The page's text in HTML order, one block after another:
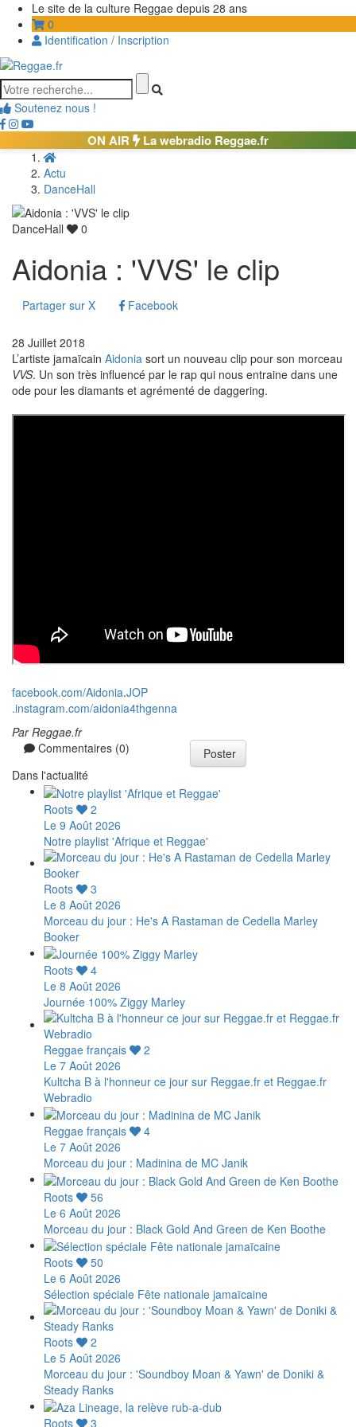
Le site de la culture Reggae depuis 28 ans
0
Identification / Inscription
Soutenez nous !
ON AIR La webradio Reggae.fr
Actu
DanceHall
DanceHall 0
Aidonia : 'VVS' le clip
Partager sur X Facebook
28 Juillet 2018
L’artiste jamaïcain Aidonia sort un nouveau clip pour son morceau
VVS. Un son très influencé par le rap qui nous entraine dans une
ode pour les diamants et agrémenté de daggering.
facebook.com/Aidonia.JOP
.instagram.com/aidonia4thgenna
Par Reggae.fr
Commentaires (0)
Poster
Dans l'actualité
Roots
2
Le 9 Août 2026
Notre playlist 'Afrique et Reggae'
Roots
3
Le 8 Août 2026
Morceau du jour : He's A Rastaman de Cedella Marley
Booker
Roots
4
Le 8 Août 2026
Journée 100% Ziggy Marley
Reggae français
2
Le 7 Août 2026
Kultcha B à l'honneur ce jour sur Reggae.fr et Reggae.fr
Webradio
Reggae français
4
Le 7 Août 2026
Morceau du jour : Madinina de MC Janik
Roots
56
Le 6 Août 2026
Morceau du jour : Black Gold And Green de Ken Boothe
Roots
50
Le 6 Août 2026
Sélection spéciale Fête nationale jamaïcaine
Roots
2
Le 5 Août 2026
Morceau du jour : 'Soundboy Moan & Yawn' de Doniki &
Steady Ranks
Roots 3